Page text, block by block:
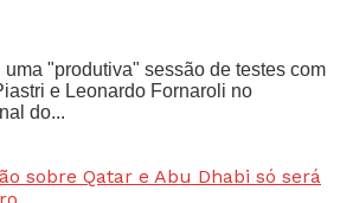
"produtiva" sessão de testes com
e Leonardo Fornaroli no
do...